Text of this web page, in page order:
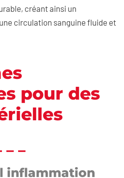
créant ainsi un
circulation sanguine fluide et
pour des
inflammation